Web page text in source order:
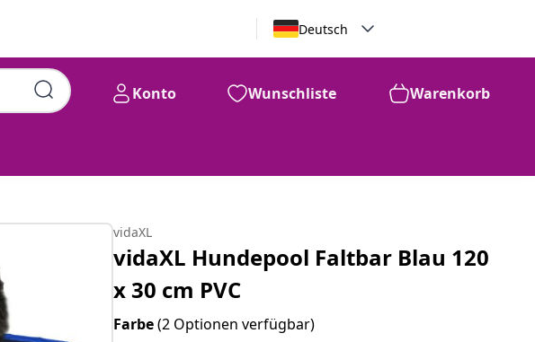
Deutsch
Konto Wunschliste Warenkorb
82
vidaXL
vidaXL Hundepool Faltbar Blau 120
x 30 cm PVC
Farbe(2 Optionen verfügbar)